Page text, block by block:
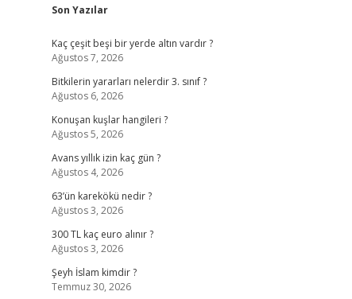
Sidebar
Son Yazılar
Kaç çeşit beşi bir yerde altın vardır ?
Ağustos 7, 2026
Bitkilerin yararları nelerdir 3. sınıf ?
Ağustos 6, 2026
Konuşan kuşlar hangileri ?
Ağustos 5, 2026
Avans yıllık izin kaç gün ?
Ağustos 4, 2026
63’ün karekökü nedir ?
Ağustos 3, 2026
300 TL kaç euro alınır ?
Ağustos 3, 2026
Şeyh İslam kimdir ?
Temmuz 30, 2026